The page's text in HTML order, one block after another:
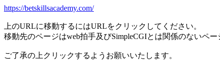
https://betskillsacademy.com/
上のURLに移動するにはURLをクリックしてください。
移動先のページはweb拍手及びSimpleCGIとは関係のないペ
ご了承の上クリックするようお願いいたします。